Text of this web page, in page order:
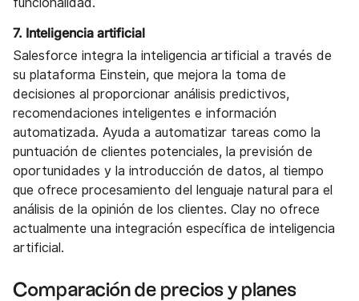
funcionalidad.
7. Inteligencia artificial
Salesforce integra la inteligencia artificial a través de
su plataforma Einstein, que mejora la toma de
decisiones al proporcionar análisis predictivos,
recomendaciones inteligentes e información
automatizada. Ayuda a automatizar tareas como la
puntuación de clientes potenciales, la previsión de
oportunidades y la introducción de datos, al tiempo
que ofrece procesamiento del lenguaje natural para el
análisis de la opinión de los clientes. Clay no ofrece
actualmente una integración específica de inteligencia
artificial.
Comparación de precios y planes